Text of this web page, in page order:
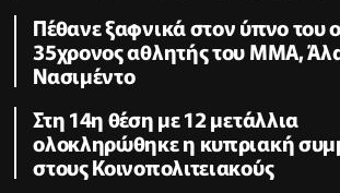
Πέθανε ξαφνικά στον ύπνο του ο
35χρονος αθλητής του ΜΜΑ,
Νασιμέντο
Στη 14η θέση με 12 μετάλλια
ολοκληρώθηκε η κυπριακή
στους Κοινοπολιτειακούς